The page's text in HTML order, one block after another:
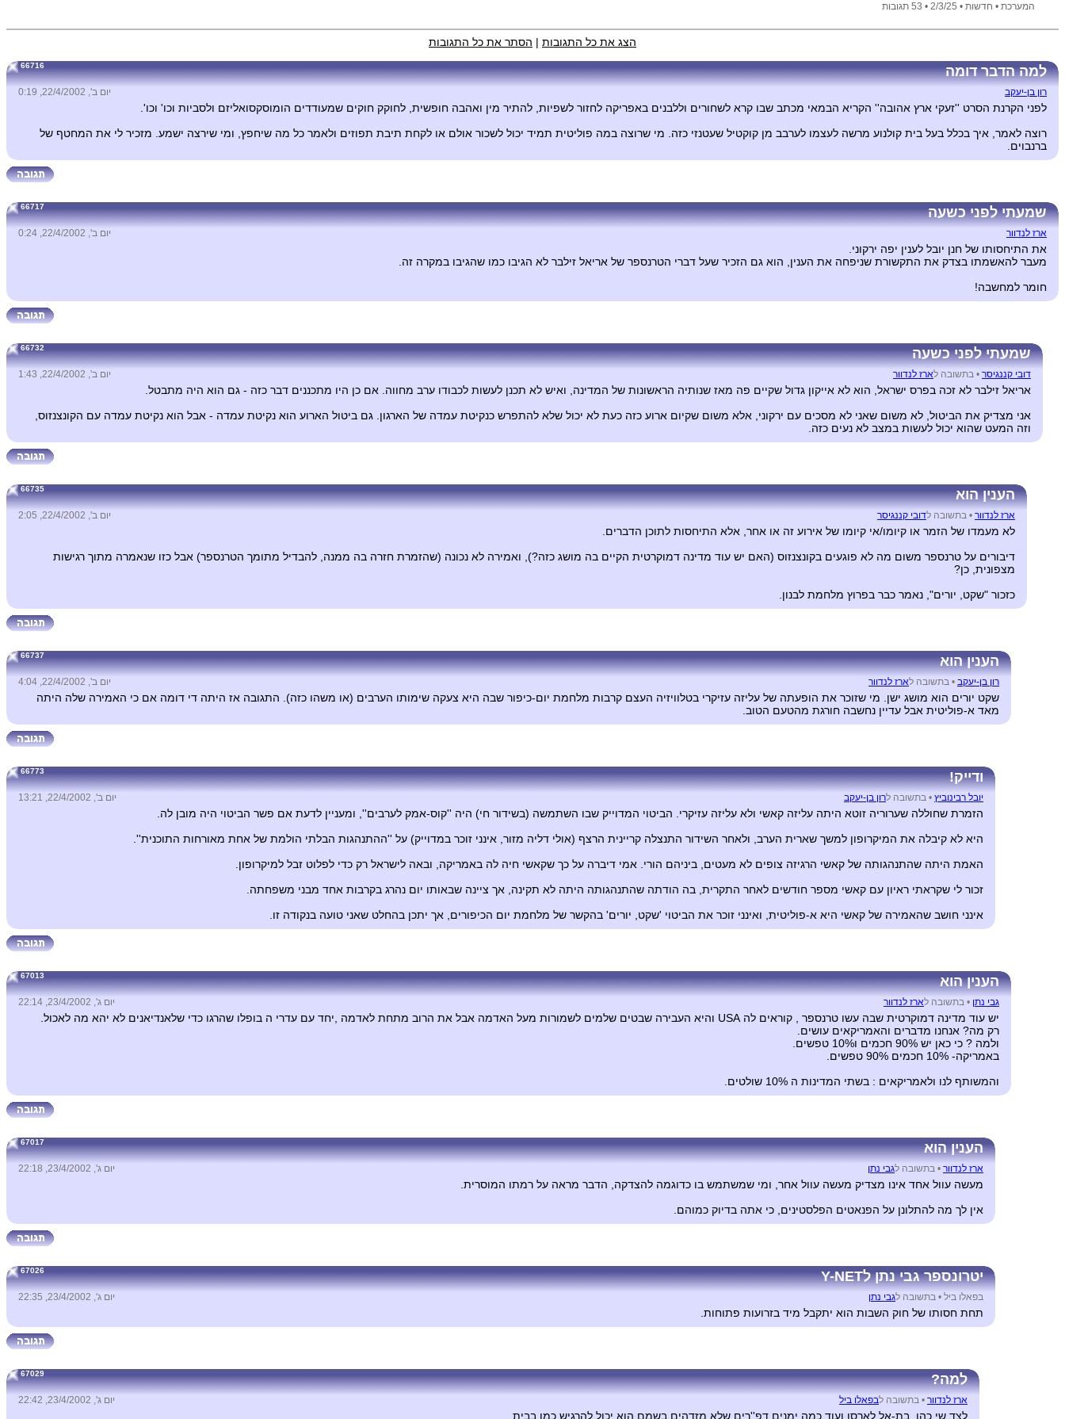
המערכת • חדשות • 2/3/25 • 53 תגובות
הצג את כל התגובות | הסתר את כל התגובות
למה הדבר דומה 66716
רון בן-יעקב יום ב', 22/4/2002, 0:19
לפני הקרנת הסרט ''זעקי ארץ אהובה'' הקריא הבמאי מכתב שבו קרא לשחורים וללבנים באפריקה לחזור לשפיות, להתיר מין ואהבה חופשית, לחוקק חוקים שמעודדים הומוסקסואליזם ולסביות וכו' וכו'.
רוצה לאמר, איך בכלל בעל בית קולנוע מרשה לעצמו לערבב מן קוקטיל שעטנזי כזה. מי שרוצה במה פוליטית תמיד יכול לשכור אולם או לקחת תיבת תפוזים ולאמר כל מה שיחפץ, ומי שירצה ישמע. מזכיר לי את המחטף של
ברנבוים.
שמעתי לפני כשעה 66717
ארז לנדוור יום ב', 22/4/2002, 0:24
את התיחסותו של חנן יובל לענין יפה ירקוני.
מעבר להאשמתו בצדק את התקשורת שניפחה את הענין, הוא גם הזכיר שעל דברי הטרנספר של אריאל זילבר לא הגיבו כמו שהגיבו במקרה זה.
חומר למחשבה!
שמעתי לפני כשעה 66732
דובי קננגיסר • בתשובה לארז לנדוור יום ב', 22/4/2002, 1:43
אריאל זילבר לא זכה בפרס ישראל, הוא לא אייקון גדול שקיים פה מאז שנותיה הראשונות של המדינה, ואיש לא תכנן לעשות לכבודו ערב מחווה. אם כן היו מתכננים דבר כזה - גם הוא היה מתבטל.
אני מצדיק את הביטול, לא משום שאני לא מסכים עם ירקוני, אלא משום שקיום ארוע כזה כעת לא יכול שלא להתפרש כנקיטת עמדה של הארגון. גם ביטול הארוע הוא נקיטת עמדה - אבל הוא נקיטת עמדה עם הקונצנזוס,
וזה המעט שהוא יכול לעשות במצב לא נעים כזה.
הענין הוא 66735
ארז לנדוור • בתשובה לדובי קננגיסר יום ב', 22/4/2002, 2:05
לא מעמדו של הזמר או קיומו/אי קיומו של אירוע זה או אחר, אלא התיחסות לתוכן הדברים.
דיבורים על טרנספר משום מה לא פוגעים בקונצנזוס (האם יש עוד מדינה דמוקרטית הקיים בה מושג כזה?), ואמירה לא נכונה (שהזמרת חזרה בה ממנה, להבדיל מתומך הטרנספר) אבל כזו שנאמרה מתוך רגישות
מצפונית, כן?
כזכור "שקט, יורים", נאמר כבר בפרוץ מלחמת לבנון.
הענין הוא 66737
רון בן-יעקב • בתשובה לארז לנדוור יום ב', 22/4/2002, 4:04
שקט יורים הוא מושג ישן. מי שזוכר את הופעתה של עליזה עזיקרי בטלוויזיה העצם קרבות מלחמת יום-כיפור שבה היא צעקה שימותו הערבים (או משהו כזה). התגובה אז היתה די דומה אם כי האמירה שלה היתה
מאד א-פוליטית אבל עדיין נחשבה חורגת מהטעם הטוב.
ודייק! 66773
יובל רבינוביץ • בתשובה לרון בן-יעקב יום ב', 22/4/2002, 13:21
הזמרת שחוללה שערוריה זוטא היתה עליזה קאשי ולא עליזה עזיקרי. הביטוי המדוייק שבו השתמשה (בשידור חי) היה ''קוס-אמק לערבים'', ומעניין לדעת אם פשר הביטוי היה מובן לה.
היא לא קיבלה את המיקרופון למשך שארית הערב, ולאחר השידור התנצלה קריינית הרצף (אולי דליה מזור, אינני זוכר במדוייק) על ''ההתנהגות הבלתי הולמת של אחת מאורחות התוכנית''.
האמת היתה שהתנהגותה של קאשי הרגיזה צופים לא מעטים, ביניהם הורי. אמי דיברה על כך שקאשי חיה לה באמריקה, ובאה לישראל רק כדי לפלוט זבל למיקרופון.
זכור לי שקראתי ראיון עם קאשי מספר חודשים לאחר התקרית, בה הודתה שהתנהגותה היתה לא תקינה, אך ציינה שבאותו יום נהרג בקרבות אחד מבני משפחתה.
אינני חושב שהאמירה של קאשי היא א-פוליטית, ואינני זוכר את הביטוי 'שקט, יורים' בהקשר של מלחמת יום הכיפורים, אך יתכן בהחלט שאני טועה בנקודה זו.
הענין הוא 67013
גבי נתן • בתשובה לארז לנדוור יום ג', 23/4/2002, 22:14
יש עוד מדינה דמוקרטית שבה עשו טרנספר , קוראים לה USA והיא העבירה שבטים שלמים לשמורות מעל האדמה אבל את הרוב מתחת לאדמה ,יחד עם עדרי ה בופלו שהרגו כדי שלאנדיאנים לא יהא מה לאכול.
רק מה? אנחנו מדברים והאמריקאים עושים.
ולמה ? כי כאן יש 90% חכמים ו10% טפשים.
באמריקה- 10% חכמים 90% טפשים.
והמשותף לנו ולאמריקאים : בשתי המדינות ה 10% שולטים.
הענין הוא 67017
ארז לנדוור • בתשובה לגבי נתן יום ג', 23/4/2002, 22:18
מעשה עוול אחד אינו מצדיק מעשה עוול אחר, ומי שמשתמש בו כדוגמה להצדקה, הדבר מראה על רמתו המוסרית.
אין לך מה להתלונן על הפנאטים הפלסטינים, כי אתה בדיוק כמוהם.
יטרונספר גבי נתן לY-NET 67026
בפאלו ביל • בתשובה לגבי נתן יום ג', 23/4/2002, 22:35
תחת חסותו של חוק השבות הוא יתקבל מיד בזרועות פתוחות.
למה? 67029
ארז לנדוור • בתשובה לבפאלו ביל יום ג', 23/4/2002, 22:42
לצד שי כהן, בת-אל לארסן ועוד כמה ימנים דפ''רים שלא מזדהים בשמם הוא יכול להרגיש כמו בבית.